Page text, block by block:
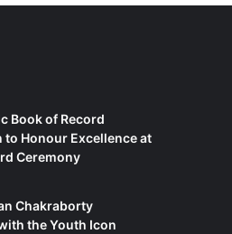
Book of Record
to Honour Excellence at
Ceremony
Chakraborty
the Youth Icon